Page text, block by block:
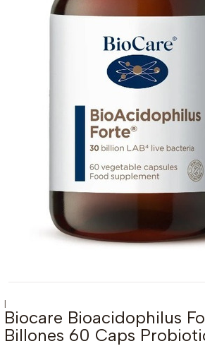
|
Biocare Bioacidophilus
Billones 60 Caps